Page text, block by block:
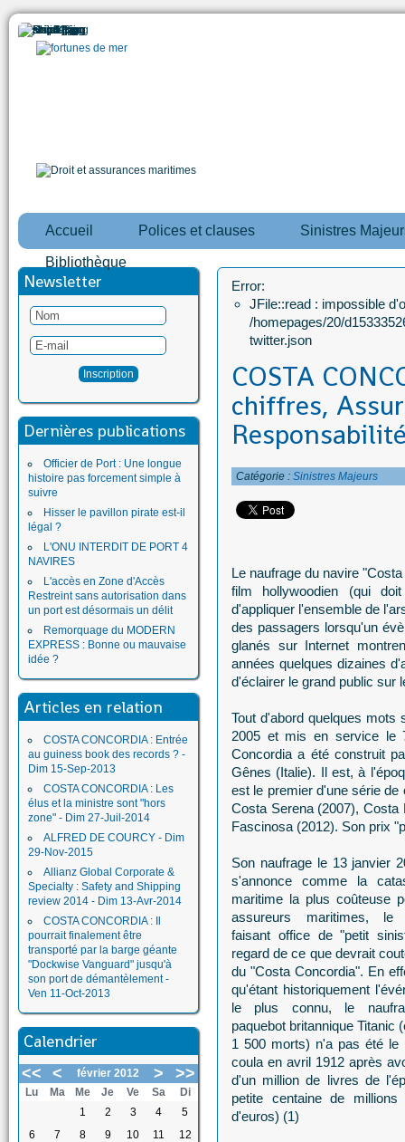
Accueil Polices et clauses Sinistres
Bibliothèque
Newsletter
Dernières publications
Officier de Port : Une longue
histoire pas forcement simple à
suivre
Hisser le pavillon pirate est-il
légal ?
L'ONU INTERDIT DE PORT 4
NAVIRES
L'accès en Zone d'Accès
Restreint sans autorisation dans
un port est désormais un délit
Remorquage du MODERN
EXPRESS : Bonne ou mauvaise
idée ?
Articles en relation
COSTA CONCORDIA : Entrée
au guiness book des records ? -
Dim 15-Sep-2013
COSTA CONCORDIA : Les
élus et la ministre sont "hors
zone" - Dim 27-Juil-2014
ALFRED DE COURCY - Dim
29-Nov-2015
Allianz Global Corporate &
Specialty : Safety and Shipping
review 2014 - Dim 13-Avr-2014
COSTA CONCORDIA : Il
pourrait finalement être
transporté par la barge géante
"Dockwise Vanguard" jusqu'à
son port de démantèlement -
Ven 11-Oct-2013
Calendrier
<< < février 2012 > >>
Lu Ma Me Je Ve Sa
Di
1
2 3 4
5
6
7 8 9 10 11
12
Error:
JFile::read : impossible
/homepages/20/
twitter.json
COSTA
chiffres,
Catégorie : Sinistres Majeurs
Le naufrage du navire
film hollywoodien (qui
d'appliquer l'ensemble de
des passagers lorsqu'un
glanés sur Internet
années quelques dizaines
d'éclairer le grand public sur
Tout d'abord quelques mots
2005 et mis en service le
Concordia a été construit
Gênes (Italie). Il est, à
est le premier d'une série
Costa Serena (2007),
Fascinosa (2012). Son prix
Son naufrage le 13 janvier
s'annonce comme la
maritime la plus coûteuse
assureurs maritimes, le
faisant office de "petit
regard de ce que devrait
du "Costa Concordia". En
qu'étant historiquement
le plus connu, le
paquebot britannique Titanic
1 500 morts) n'a pas été le
coula en avril 1912 après
d'un million de livres de
petite centaine de
d'euros) (1)